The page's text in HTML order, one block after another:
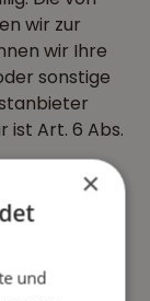
wir zur
wir Ihre
sonstige
ist Art. 6 Abs.
Ihre
die Dauer
nehmen
×
und